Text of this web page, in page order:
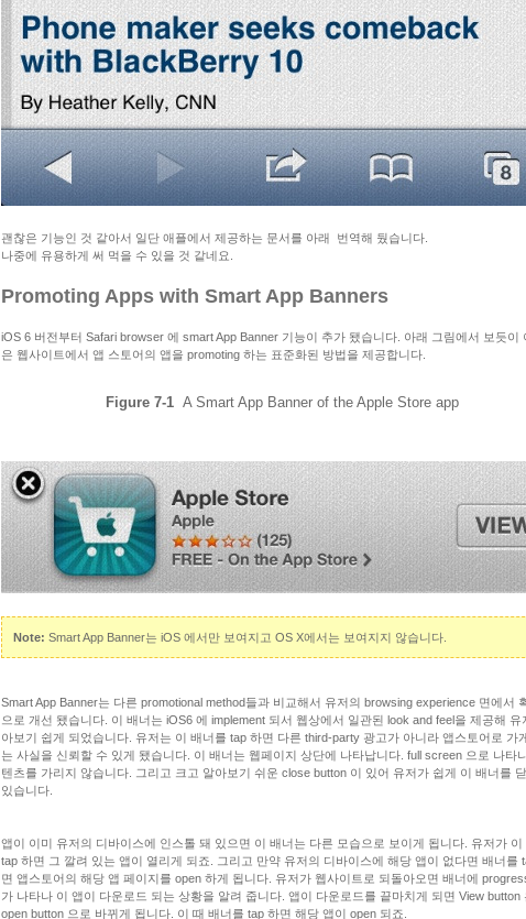
괜찮은 기능인 것 같아서 일단 애플에서 제공하는 문서를 아래 번역해 뒀습니다.
나중에 유용하게 써 먹을 수 있을 것 같네요.
Promoting Apps with Smart App Banners
iOS 6 버전부터 Safari browser 에 smart App Banner 기능이 추가 됐습니다. 아래 그림에서 보듯이
은 웹사이트에서 앱 스토어의 앱을 promoting 하는 표준화된 방법을 제공합니다.
Figure 7-1 A Smart App Banner of the Apple Store app
Note: Smart App Banner는 iOS 에서만 보여지고 OS X에서는 보여지지 않습니다.
Smart App Banner는 다른 promotional method들과 비교해서 유저의 browsing experience 면에서
으로 개선 됐습니다. 이 배너는 iOS6 에 implement 되서 웹상에서 일관된 look and feel을 제공해 유
아보기 쉽게 되었습니다. 유저는 이 배너를 tap 하면 다른 third-party 광고가 아니라 앱스토어로 가
는 사실을 신뢰할 수 있게 됐습니다. 이 배너는 웹페이지 상단에 나타납니다. full screen 으로 나타
텐츠를 가리지 않습니다. 그리고 크고 알아보기 쉬운 close button 이 있어 유저가 쉽게 이 배너를
있습니다.
앱이 이미 유저의 디바이스에 인스톨 돼 있으면 이 배너는 다른 모습으로 보이게 됩니다. 유저가 이
tap 하면 그 깔려 있는 앱이 열리게 되죠. 그리고 만약 유저의 디바이스에 해당 앱이 없다면 배너를
면 앱스토어의 해당 앱 페이지를 open 하게 됩니다. 유저가 웹사이트로 되돌아오면 배너에
가 나타나 이 앱이 다운로드 되는 상황을 알려 줍니다. 앱이 다운로드를 끝마치게 되면 View button
open button 으로 바뀌게 됩니다. 이 때 배너를 tap 하면 해당 앱이 open 되죠.